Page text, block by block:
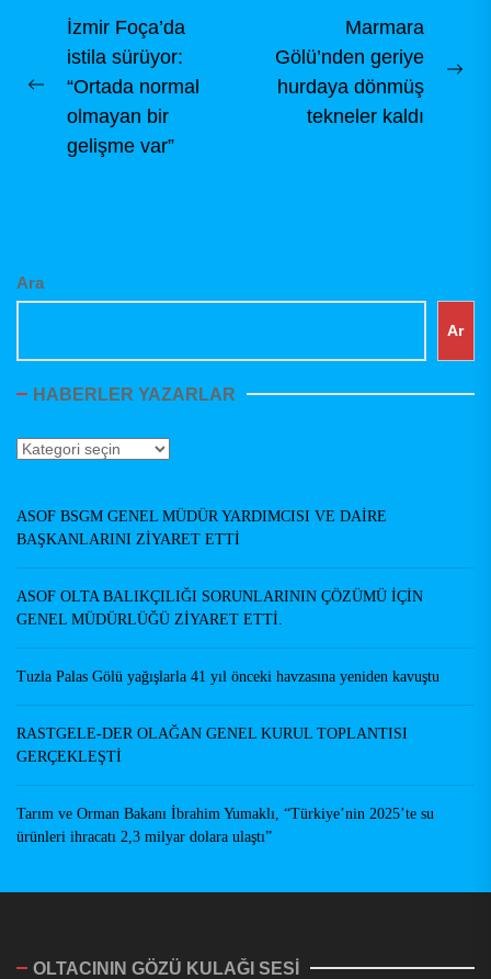
Yazı
gezinmesi
Previous
post:
İzmir Foça’da
istila sürüyor:
“Ortada normal
olmayan bir
gelişme var”
Marmara
Gölü’nden geriye
hurdaya dönmüş
tekneler kaldı
Ara
Ar
HABERLER YAZARLAR
Haberler
ASOF BSGM GENEL MÜDÜR YARDIMCISI VE DAİRE
BAŞKANLARINI ZİYARET ETTİ
ASOF OLTA BALIKÇILIĞI SORUNLARININ ÇÖZÜMÜ İÇİN
GENEL MÜDÜRLÜĞÜ ZİYARET ETTİ.
Tuzla Palas Gölü yağışlarla 41 yıl önceki havzasına yeniden kavuştu
RASTGELE-DER OLAĞAN GENEL KURUL TOPLANTISI
GERÇEKLEŞTİ
Tarım ve Orman Bakanı İbrahim Yumaklı, “Türkiye’nin 2025’te su
ürünleri ihracatı 2,3 milyar dolara ulaştı”
OLTACININ GÖZÜ KULAĞI SESİ